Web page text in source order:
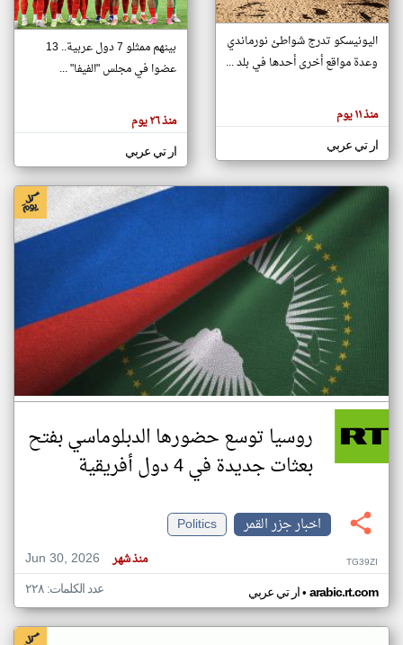
تغيير الدولة
اخبار جزر القمر على مدار الساعة
أهم اخبار جزر القمر العاجلة والمباشرة
هنا عن
وجهة
كاتبيها.
اليونيسكو تدرج شواطئ نورماندي
وعدة مواقع أخرى أحدها في بلد ...
منذ ١١ يوم
ار تي عربي
بينهم ممثلو 7 دول عربية.. 13
عضوا في مجلس "الفيفا" ...
منذ ٢٦ يوم
ار تي عربي
روسيا توسع حضورها الدبلوماسي بفتح
بعثات جديدة في 4 دول أفريقية
اخبار جزر القمر
Politics
Jun 30, 2026
منذ شهر TG39ZI
ار تي عربي• arabic.rt.com عدد الكلمات: ٢٢٨
klyoum.com